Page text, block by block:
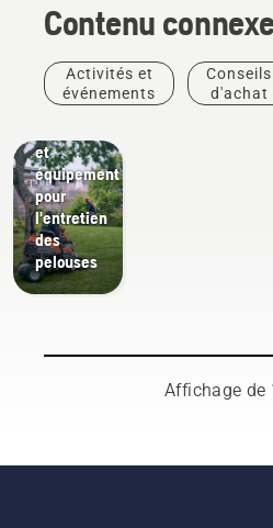
Contenu
Activités et
événements
Conseils
d'achat
paysager,
équipement
pour
l'aménagement
paysager
et
équipement
pour
l'entretien
des
pelouses
Affichage de